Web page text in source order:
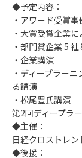
◆予定内容：
・アワード受賞事
・大賞受賞企業
・部門賞企業 5
・企業講演
・ディープラー
る講演
・松尾豊氏講演
第2回ディープラ
◆主催：
日経クロストレ
◆後援：